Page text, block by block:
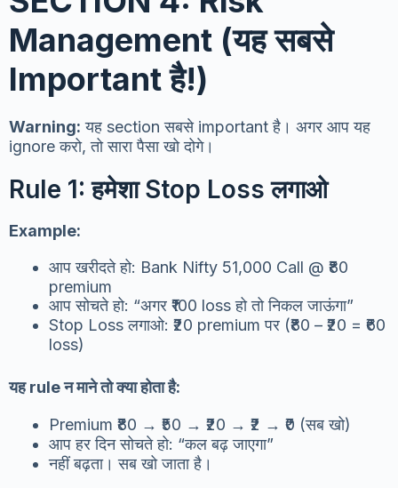
Management (यह सबसे
Important है!)
Warning: यह section सबसे important है। अगर आप यह
ignore करो, तो सारा पैसा खो दोगे।
Rule 1: हमेशा Stop Loss लगाओ
Example:
आप खरीदते हो: Bank Nifty 51,000 Call @ ₹80
premium
आप सोचते हो: “अगर ₹100 loss हो तो निकल जाऊंगा”
Stop Loss लगाओ: ₹20 premium पर (₹80 – ₹20 = ₹60
loss)
यह rule न माने तो क्या होता है:
Premium ₹80 → ₹50 → ₹20 → ₹2 → ₹0 (सब खो)
आप हर दिन सोचते हो: “कल बढ़ जाएगा”
नहीं बढ़ता। सब खो जाता है।